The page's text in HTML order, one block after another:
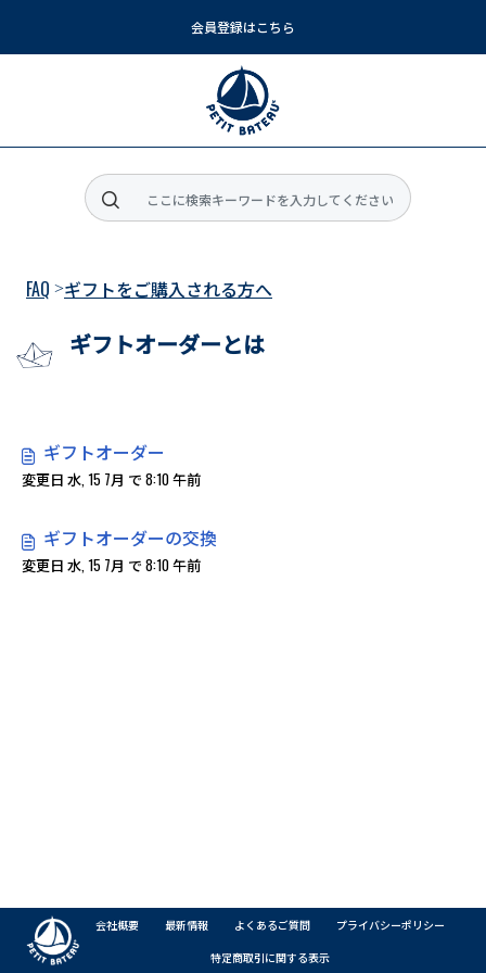
会員登録はこちら
FAQ ギフトをご購入される方へ
ギフトオーダーとは
ギフトオーダー
変更日 水, 15 7月 で 8:10 午前
ギフトオーダーの交換
変更日 水, 15 7月 で 8:10 午前
会社概要 最新情報 よくあるご質問
プライバシーポリシー
特定商取引に関する表示